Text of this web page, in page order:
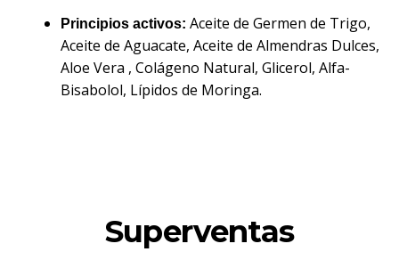
Principios activos: Aceite de Germen de Trigo,
Aceite de Aguacate, Aceite de Almendras Dulces,
Aloe Vera , Colágeno Natural, Glicerol, Alfa-
Bisabolol, Lípidos de Moringa.
Superventas